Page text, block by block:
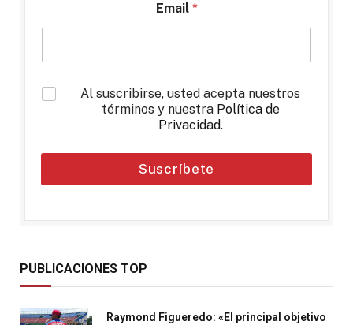
Email *
*
Al suscribirse, usted acepta nuestros
términos y nuestra Política de
Privacidad.
Suscríbete
PUBLICACIONES TOP
Raymond Figueredo: «El principal objetivo